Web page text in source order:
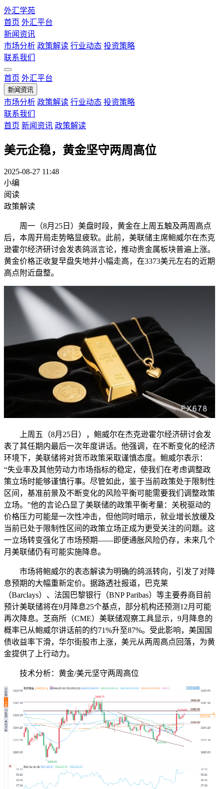
外汇学苑
首页 外汇平台
新闻资讯
市场分析 政策解读 行业动态 投资策略
联系我们
首页 外汇平台
新闻资讯
市场分析 政策解读 行业动态 投资策略
联系我们
首页 新闻资讯 政策解读
美元企稳，黄金坚守两周高位
2025-08-27 11:48
小编
阅读
政策解读
周一（8月25日）美盘时段，黄金在上周五触及两周高点
后，本周开局走势略显疲软。此前，美联储主席鲍威尔在杰克
逊霍尔经济研讨会发表鸽派言论，推动贵金属板块普遍上涨。
黄金价格正收复早盘失地并小幅走高，在3373美元左右的近期
高点附近盘整。
上周五（8月25日），鲍威尔在杰克逊霍尔经济研讨会发
表了其任期内最后一次年度讲话。他强调，在不断变化的经济
环境下，美联储将对货币政策采取谨慎态度。鲍威尔表示：
“失业率及其他劳动力市场指标的稳定，使我们在考虑调整政
策立场时能够谨慎行事。尽管如此，鉴于当前政策处于限制性
区间，基准前景及不断变化的风险平衡可能需要我们调整政策
立场。”他的言论凸显了美联储的政策平衡考量：关税驱动的
价格压力可能是一次性冲击，但他同时暗示，就业增长放缓及
当前已处于限制性区间的政策立场正成为更受关注的问题。这
一立场转变强化了市场预期——即便通胀风险仍存，未来几个
月美联储仍有可能实施降息。
市场将鲍威尔的表态解读为明确的鸽派转向，引发了对降
息预期的大幅重新定价。据路透社报道，巴克莱
（Barclays）、法国巴黎银行（BNP Paribas）等主要券商目前
预计美联储将在9月降息25个基点，部分机构还预测12月可能
再次降息。芝商所（CME）美联储观察工具显示，9月降息的
概率已从鲍威尔讲话前的约71%升至87%。受此影响，美国国
债收益率下滑，华尔街股市上涨，美元从两周高点回落，为黄
金提供了上行动力。
技术分析：黄金/美元坚守两周高位